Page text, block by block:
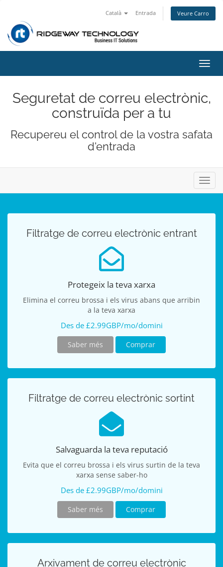
Català Entrada Veure Carro
la
Seguretat de correu electrònic,
construïda per a tu
Recupereu el control de la vostra safata
d'entrada
la
Filtratge de correu electrònic entrant
Protegeix la teva xarxa
Elimina el correu brossa i els virus abans que arribin
a la teva xarxa
Des de £2.99GBP/mo/domini
Saber més Comprar
Filtratge de correu electrònic sortint
Salvaguarda la teva reputació
Evita que el correu brossa i els virus surtin de la teva
xarxa sense saber-ho
Des de £2.99GBP/mo/domini
Saber més Comprar
Arxivament de correu electrònic